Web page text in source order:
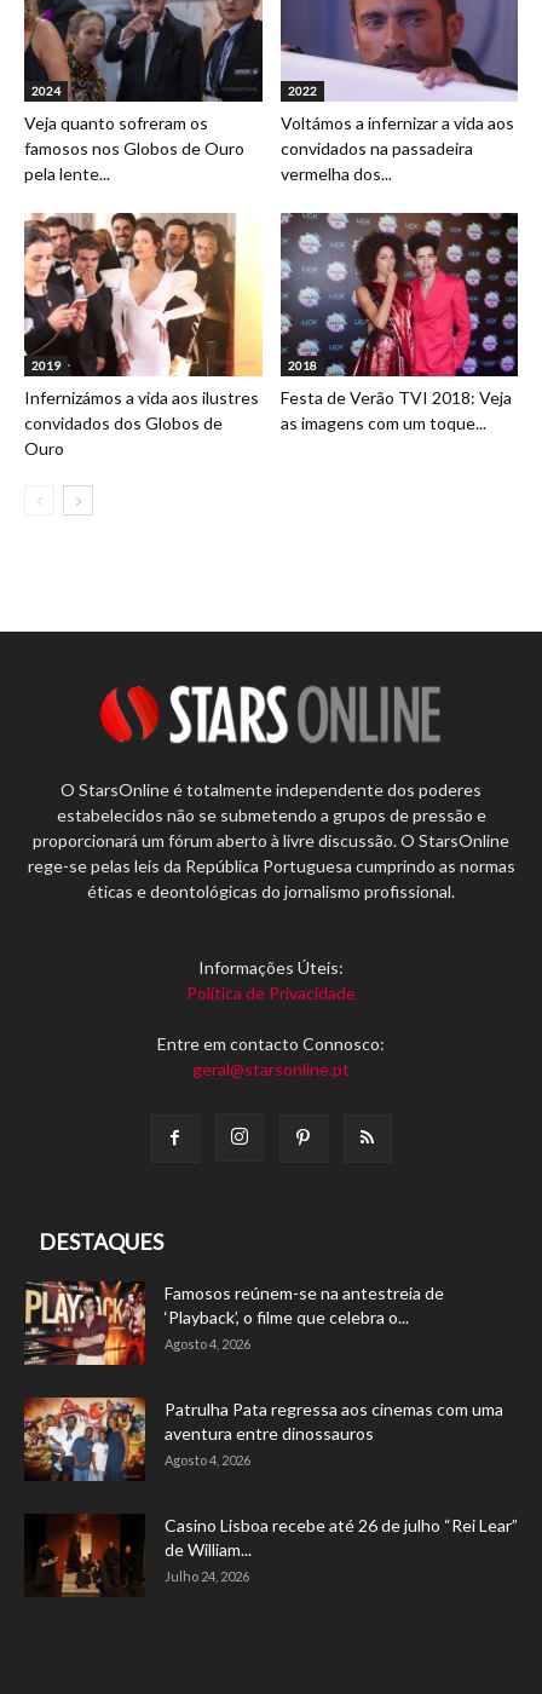
2024
Veja quanto sofreram os
famosos nos Globos de Ouro
pela lente...
2022
Voltámos a infernizar a vida aos
convidados na passadeira
vermelha dos...
2019
Infernizámos a vida aos ilustres
convidados dos Globos de
Ouro
2018
Festa de Verão TVI 2018: Veja
as imagens com um toque...
O StarsOnline é totalmente independente dos poderes
estabelecidos não se submetendo a grupos de pressão e
proporcionará um fórum aberto à livre discussão. O StarsOnline
rege-se pelas leis da República Portuguesa cumprindo as normas
éticas e deontológicas do jornalismo profissional.
Informações Úteis:
Política de Privacidade
Entre em contacto Connosco:
geral@starsonline.pt
DESTAQUES
Famosos reúnem-se na antestreia de
‘Playback’, o filme que celebra o...
Agosto 4, 2026
Patrulha Pata regressa aos cinemas com uma
aventura entre dinossauros
Agosto 4, 2026
Casino Lisboa recebe até 26 de julho “Rei Lear”
de William...
Julho 24, 2026